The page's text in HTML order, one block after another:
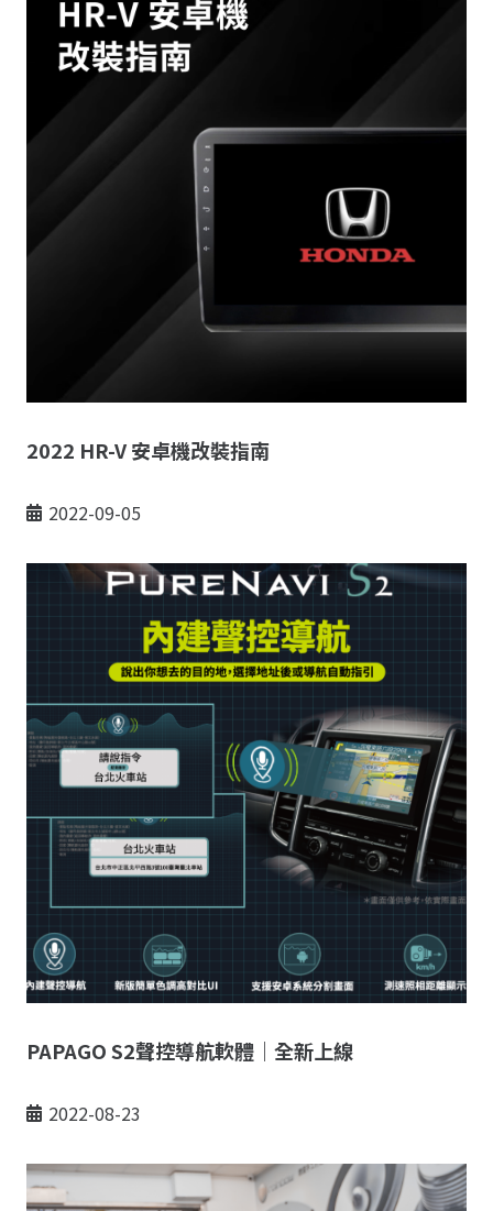
2022 HR-V 安卓機改裝指南
2022-09-05
PAPAGO S2聲控導航軟體｜全新上線
2022-08-23